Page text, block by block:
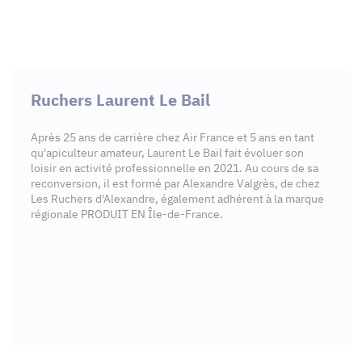
Ruchers Laurent Le Bail
Après 25 ans de carrière chez Air France et 5 ans en tant
qu'apiculteur amateur, Laurent Le Bail fait évoluer son
loisir en activité professionnelle en 2021. Au cours de sa
reconversion, il est formé par Alexandre Valgrès, de chez
Les Ruchers d'Alexandre, également adhérent à la marque
régionale PRODUIT EN Île-de-France.